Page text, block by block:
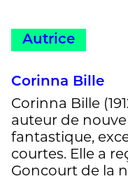
Autrice
Corinna Bille
Corinna Bille
auteur de
fantastique,
courtes. Elle a
Goncourt de la